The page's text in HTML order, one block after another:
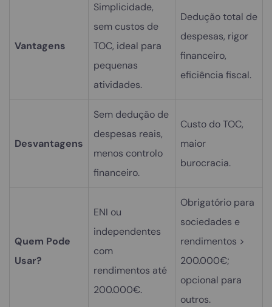
Vantagens
Simplicidade,
sem custos de
TOC, ideal para
pequenas
atividades.
Dedução total de
despesas, rigor
financeiro,
eficiência fiscal.
Desvantagens
Sem dedução de
despesas reais,
menos controlo
financeiro.
Custo do TOC,
maior
burocracia.
Quem Pode
Usar?
ENI ou
independentes
com
rendimentos até
200.000€.
Obrigatório para
sociedades e
rendimentos >
200.000€;
opcional para
outros.